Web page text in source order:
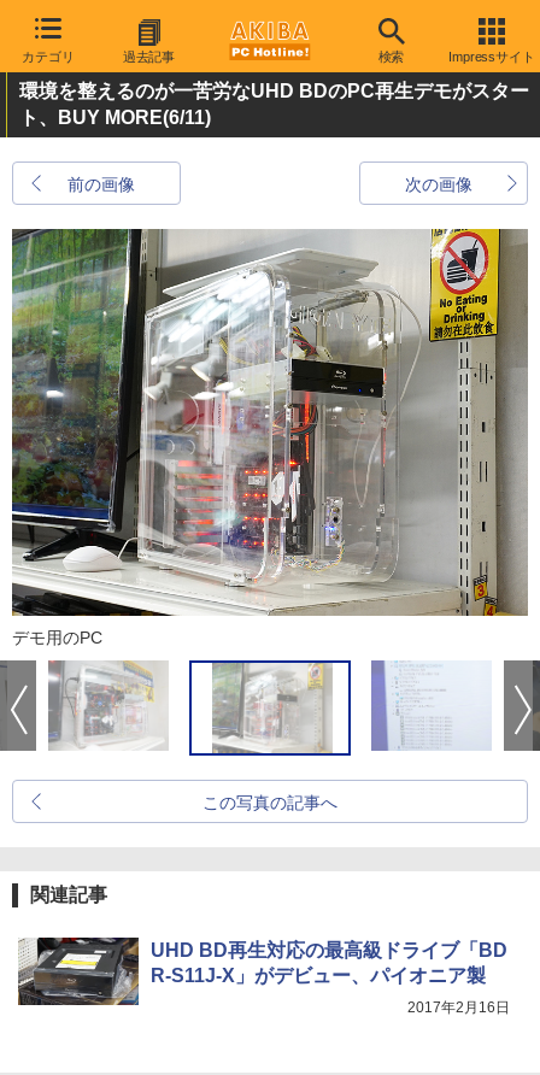
カテゴリ 過去記事 検索 Impressサイト
環境を整えるのが一苦労なUHD BDのPC再生デモがスター
ト、BUY MORE(6/11)
前の画像 次の画像
デモ用のPC
この写真の記事へ
関連記事
UHD BD再生対応の最高級ドライブ「BD
R-S11J-X」がデビュー、パイオニア製
2017年2月16日